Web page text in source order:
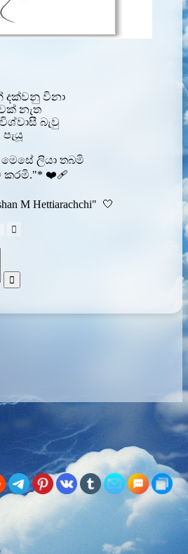
දක්වනු විනා
නැත
බැවු
ලියා තබමි
කරමි."* ❤‍🩹
M Hettiarachchi" 🤍

